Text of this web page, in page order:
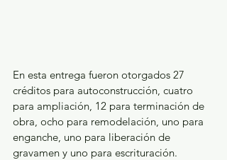
En esta entrega fueron otorgados 27
créditos para autoconstrucción, cuatro
para ampliación, 12 para terminación de
obra, ocho para remodelación, uno para
enganche, uno para liberación de
gravamen y uno para escrituración.